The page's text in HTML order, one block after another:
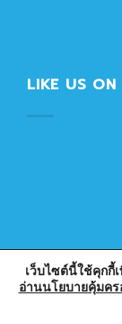
LIKE US ON
Copyright
เว็บไซต์นี้ใช้คุกกี้
อ่านนโยบายคุ้มค